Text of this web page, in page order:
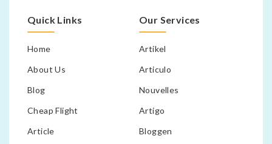
Quick Links
Home
About Us
Blog
Cheap Flight
Article
Our Services
Artikel
Articulo
Nouvelles
Artigo
Bloggen